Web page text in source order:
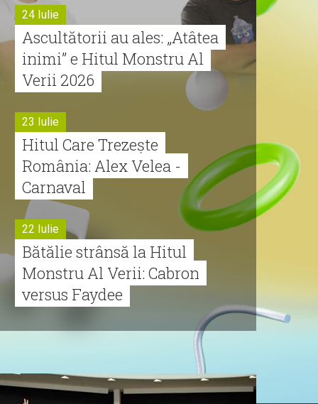
24 Iulie
Ascultătorii au ales: „Atâtea
inimi” e Hitul Monstru Al
Verii 2026
23 Iulie
Hitul Care Trezește
România: Alex Velea -
Carnaval
22 Iulie
Bătălie strânsă la Hitul
Monstru Al Verii: Cabron
versus Faydee
Cabron vine cu Hitul